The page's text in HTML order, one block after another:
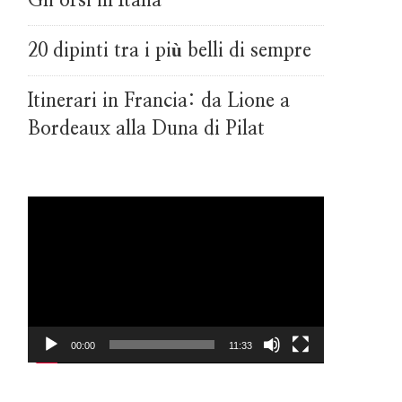
20 dipinti tra i più belli di sempre
Itinerari in Francia: da Lione a
Bordeaux alla Duna di Pilat
00:00 11:33